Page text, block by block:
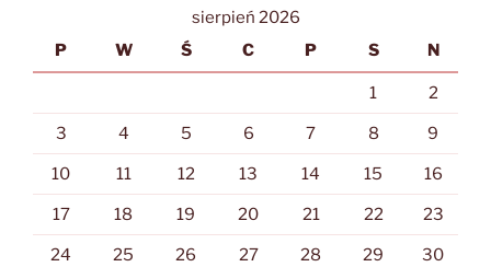
sierpień 2026
P
W Ś C P S N
1 2
3 4 5 6 7 8 9
10 11 12 13 14 15 16
17 18 19 20 21 22 23
24 25 26 27 28 29 30